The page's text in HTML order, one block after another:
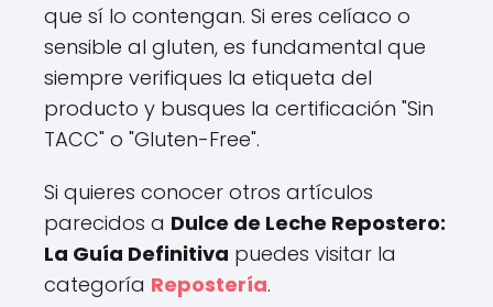
que sí lo contengan. Si eres celíaco o
sensible al gluten, es fundamental que
siempre verifiques la etiqueta del
producto y busques la certificación "Sin
TACC" o "Gluten-Free".
Si quieres conocer otros artículos
parecidos a Dulce de Leche Repostero:
La Guía Definitiva puedes visitar la
categoría Repostería.